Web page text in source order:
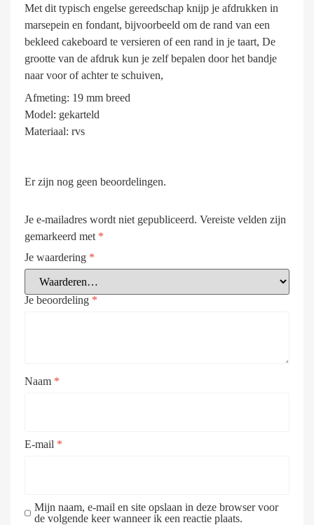
Met dit typisch engelse gereedschap knijp je afdrukken in
marsepein en fondant, bijvoorbeeld om de rand van een
bekleed cakeboard te versieren of een rand in je taart, De
grootte van de afdruk kun je zelf bepalen door het bandje
naar voor of achter te schuiven,
Afmeting: 19 mm breed
Model: gekarteld
Materiaal: rvs
Er zijn nog geen beoordelingen.
Je e-mailadres wordt niet gepubliceerd. Vereiste velden zijn
gemarkeerd met *
Je waardering *
Je beoordeling *
Naam *
E-mail *
Mijn naam, e-mail en site opslaan in deze browser voor
de volgende keer wanneer ik een reactie plaats.